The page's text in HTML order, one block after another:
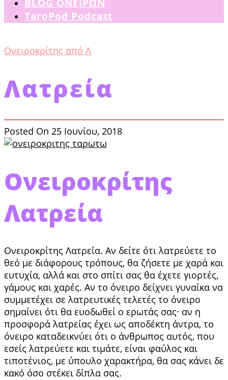
BLOG ΟΝΕΙΡΩΝ
TaroPod Podcast
Ονειροκρίτης από Λ
Λατρεία
Posted On 25 Ιουνίου, 2018
Ονειροκρίτης
Λατρεία
Ονειροκρίτης Λατρεία. Αν δείτε ότι λατρεύετε το
θεό με διά­φορους τρόπους, θα ζήσετε με χαρά και
ευτυχία, αλλά και στο σπίτι σας θα έχετε γιορτές,
γάμους και χαρές. Αν το όνειρο δείχνει γυναίκα να
συμ­μετέχει σε λατρευτικές τελετές το όνειρο
σημαί­νει ότι θα ευοδωθεί ο ερωτάς σας· αν η
προσφορά λατρείας έχει ως αποδέκτη άντρα, το
όνειρο κα­ταδεικνύει ότι ο άνθρωπος αυτός, που
εσείς λα­τρεύετε και τιμάτε, είναι φαύλος και
τιποτένιος, με ύπουλο χαρακτήρα, θα σας κάνει δε
κακό όσο στέ­κει δίπλα σας.